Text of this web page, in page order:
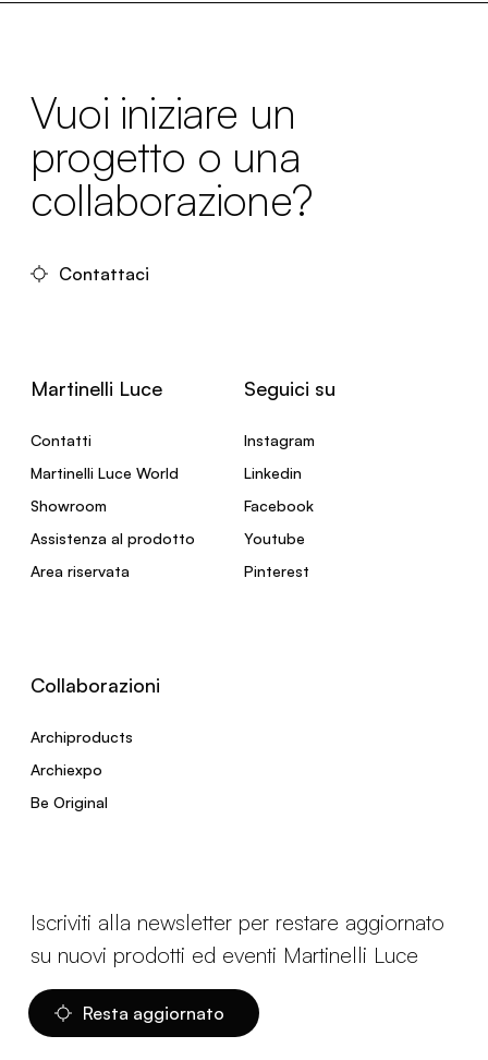
Vuoi iniziare un
progetto o una
collaborazione?
Contattaci
Martinelli Luce
Contatti
Martinelli Luce World
Showroom
Assistenza al prodotto
Area riservata
Seguici su
Instagram
Linkedin
Facebook
Youtube
Pinterest
Collaborazioni
Archiproducts
Archiexpo
Be Original
Iscriviti alla newsletter per restare aggiornato
su nuovi prodotti ed eventi Martinelli Luce
Resta aggiornato